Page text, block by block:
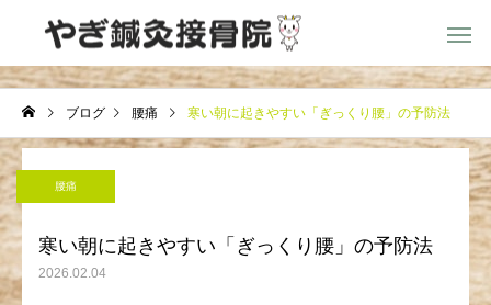
ブログ 腰痛 寒い朝に起きやすい「ぎっくり腰」の予防法
腰痛
寒い朝に起きやすい「ぎっくり腰」の予防法
2026.02.04